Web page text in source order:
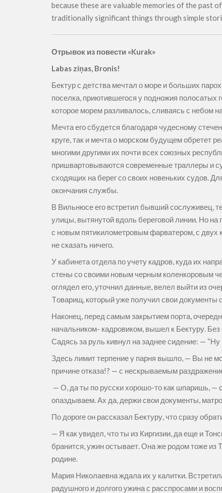
because these are valuable memories of the past
traditionally significant things through simple
Отрывок из повести «Kurak»
Labas ziņas, Bronis!
Бектур с детства мечтал о море и больших
поселка, приютившегося у подножия
которое морем разливалось, сливаясь с небом
Мечта его сбудется благодаря чудесному
круге, так и мечта о морском будущем обретет
многими другими их почти всех союзных
пришвартовываются современные траллеры и
сходящих на берег со своих новеньких судов.
окончания службы.
В Вильнюсе его встретил бывший сослуживец,
улицы, вытянутой вдоль береговой линии. Но на
с новым пятикилометровым фарватером, с двух
не сказать ничего.
У кабинета отдела по учету кадров, куда их
стены со своими новым черным коленкоровым
оглядел его, уточнил данные, велел выйти из
Tоварищ, который уже получил свои документы
Наконец, перед самым закрытием порта,
начальником- кадровиком, вышел к Бектуру.
Садясь за руль кивнул на заднее сидение: — “Ну
Здесь лимит терпение y парня вышло, — Вы не
причине отказа!? — с нескрываемым
— О, да ты по русски хорошо-то как шпаришь, —
опаздываем. Ах да, держи свои документы,
По дороге он рассказал Бектуру, что сразу
— Я как увидел, что ты из Киргизии, да еще и
бранится, ужин остывает. Она же родом тоже
родине.
Мария Николаевна ждала их у калитки.
радушного и долгого ужина с расспросами и